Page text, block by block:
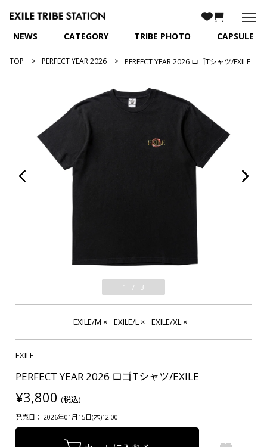
NEWS CATEGORY TRIBE PHOTO CAPSULE
TOP PERFECT YEAR 2026 PERFECT YEAR 2026 ロゴTシャツ/EXILE
1 / 3
EXILE/M × EXILE/L × EXILE/XL ×
EXILE
PERFECT YEAR 2026 ロゴTシャツ/EXILE
¥3,800 (税込)
発売日： 2026年01月15日(木)12:00